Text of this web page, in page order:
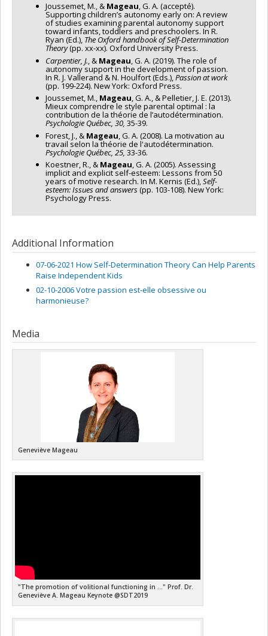
Joussemet, M., & Mageau, G. A. (accepté).
Supporting children’s autonomy early on: A review
of studies examining parental autonomy support
toward infants, toddlers and preschoolers. In R.
Ryan (Ed.), The Oxford handbook of Self-Determination
Theory(pp. xx-xx). Oxford University Press.
Carpentier, J., & Mageau, G. A. (2019). The role of
autonomy support in the development of passion.
In R. J. Vallerand & N. Houlfort (Eds.),Passion at work
(pp. 199-224). New York: Oxford Press.
Joussemet, M., Mageau, G. A., & Pelletier, J. E. (2013).
Mieux comprendre le style parental optimal : la
contribution de la théorie de l’autodétermination.
Psychologie Québec, 30, 35-39.
Forest, J., & Mageau, G. A. (2008). La motivation au
travail selon la théorie de l'autodétermination.
Psychologie Québec, 25, 33-36.
Koestner, R., & Mageau, G. A. (2005). Assessing
implicit and explicit self-esteem: Lessons from 50
years of motive research. In M. Kernis (Ed.),Self-
esteem: Issues and answers(pp. 103-108). New York:
Psychology Press.
Additional Information
07-06-2021 How Self-Determination Theory Can Help Parents
Raise Independent Kids
02-10-2006 Votre passion est-elle obsessive ou
harmonieuse?
Media
Geneviève Mageau
"The promotion of volitional functioning in ..." Prof. Dr.
Geneviève A. Mageau Keynote @SDT2019